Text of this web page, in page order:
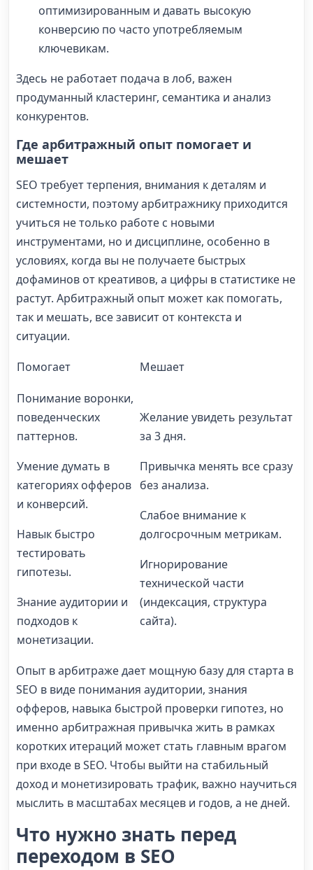
оптимизированным и давать высокую
конверсию по часто употребляемым
ключевикам.
Здесь не работает подача в лоб, важен
продуманный кластеринг, семантика и анализ
конкурентов.
Где арбитражный опыт помогает и
мешает
SEO требует терпения, внимания к деталям и
системности, поэтому арбитражнику приходится
учиться не только работе с новыми
инструментами, но и дисциплине, особенно в
условиях, когда вы не получаете быстрых
дофаминов от креативов, а цифры в статистике не
растут. Арбитражный опыт может как помогать,
так и мешать, все зависит от контекста и
ситуации.
Помогает
Мешает
Понимание воронки,
поведенческих
паттернов.
Умение думать в
категориях офферов
и конверсий.
Навык быстро
тестировать
гипотезы.
Знание аудитории и
подходов к
монетизации.
Желание увидеть результат
за 3 дня.
Привычка менять все сразу
без анализа.
Слабое внимание к
долгосрочным метрикам.
Игнорирование
технической части
(индексация, структура
сайта).
Опыт в арбитраже дает мощную базу для старта в
SEO в виде понимания аудитории, знания
офферов, навыка быстрой проверки гипотез, но
именно арбитражная привычка жить в рамках
коротких итераций может стать главным врагом
при входе в SEO. Чтобы выйти на стабильный
доход и монетизировать трафик, важно научиться
мыслить в масштабах месяцев и годов, а не дней.
Что нужно знать перед
переходом в SEO